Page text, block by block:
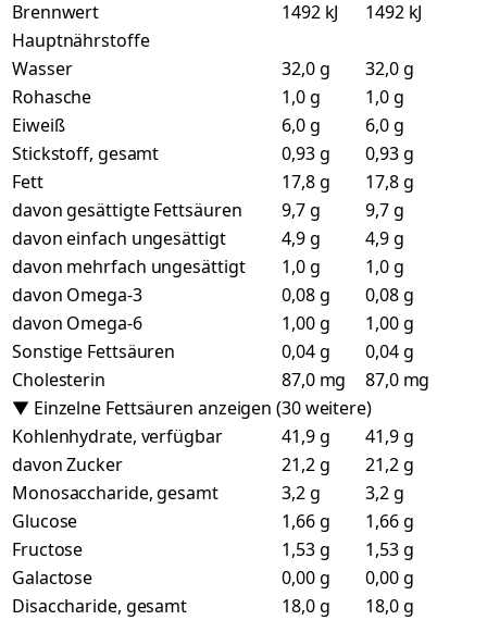
Brennwert 1492 kJ
1492 kJ
Hauptnährstoffe
Wasser
32,0 g
32,0 g
Rohasche
1,0 g
1,0 g
Eiweiß
6,0 g
6,0 g
Stickstoff, gesamt
0,93 g
0,93 g
Fett
17,8 g
17,8 g
davon gesättigte Fettsäuren
9,7 g
9,7 g
davon einfach ungesättigt
4,9 g
4,9 g
davon mehrfach ungesättigt
1,0 g
1,0 g
davon Omega-3
0,08 g
0,08 g
davon Omega-6
1,00 g
1,00 g
Sonstige Fettsäuren
0,04 g
0,04 g
Cholesterin
87,0 mg
87,0 mg
▼ Einzelne Fettsäuren anzeigen (30 weitere)
Kohlenhydrate, verfügbar
41,9 g
41,9 g
davon Zucker
21,2 g
21,2 g
Monosaccharide, gesamt
3,2 g
3,2 g
Glucose
1,66 g
1,66 g
Fructose
1,53 g
1,53 g
Galactose
0,00 g
0,00 g
Disaccharide, gesamt
18,0 g
18,0 g